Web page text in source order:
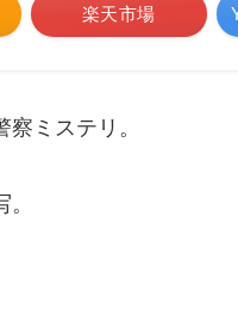
楽天市場
ミステリ。